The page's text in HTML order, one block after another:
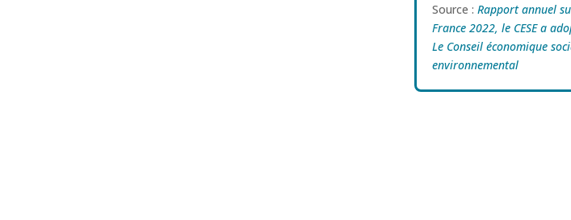
Source : Rapport annuel
France 2022, le CESE a
Le Conseil économique
environnemental